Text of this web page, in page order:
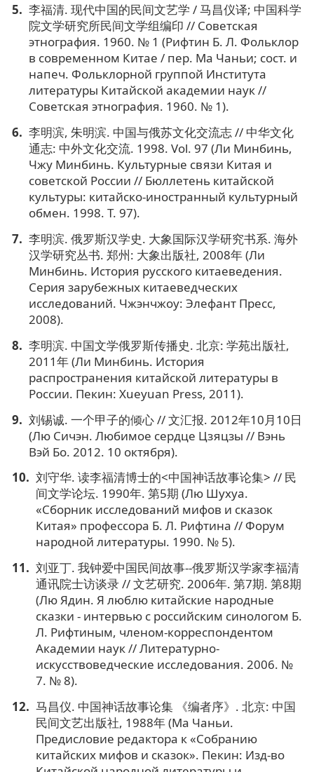
李福清. 现代中国的民间文艺学 / 马昌仪译; 中国科学
院文学研究所民间文学组编印 // Советская
этнография. 1960. № 1 (Рифтин Б. Л. Фольклор
в современном Китае / пер. Ма Чаньи; сост. и
напеч. Фольклорной группой Института
литературы Китайской академии наук //
Советская этнография. 1960. № 1).
李明滨, 朱明滨. 中国与俄苏文化交流志 // 中华文化
通志: 中外文化交流. 1998. Vol. 97 (Ли Минбинь,
Чжу Минбинь. Культурные связи Китая и
советской России // Бюллетень китайской
культуры: китайско-иностранный культурный
обмен. 1998. Т. 97).
李明滨. 俄罗斯汉学史. 大象国际汉学研究书系. 海外
汉学研究丛书. 郑州: 大象出版社, 2008年 (Ли
Минбинь. История русского китаеведения.
Серия зарубежных китаеведческих
исследований. Чжэнчжоу: Элефант Пресс,
2008).
李明滨. 中国文学俄罗斯传播史. 北京: 学苑出版社,
2011年 (Ли Минбинь. История
распространения китайской литературы в
России. Пекин: Xueyuan Press, 2011).
刘锡诚. 一个甲子的倾心 // 文汇报. 2012年10月10日
(Лю Сичэн. Любимое сердце Цзяцзы // Вэнь
Вэй Бо. 2012. 10 октября).
刘守华. 读李福清博士的<中国神话故事论集> // 民
间文学论坛. 1990年. 第5期 (Лю Шухуа.
«Сборник исследований мифов и сказок
Китая» профессора Б. Л. Рифтина // Форум
народной литературы. 1990. № 5).
刘亚丁. 我钟爱中国民间故事--俄罗斯汉学家李福清
通讯院士访谈录 // 文艺研究. 2006年. 第7期. 第8期
(Лю Ядин. Я люблю китайские народные
сказки - интервью с российским синологом Б.
Л. Рифтиным, членом-корреспондентом
Академии наук // Литературно-
искусствоведческие исследования. 2006. №
7. № 8).
马昌仪. 中国神话故事论集 《编者序》. 北京: 中国
民间文艺出版社, 1988年 (Ма Чаньи.
Предисловие редактора к «Собранию
китайских мифов и сказок». Пекин: Изд-во